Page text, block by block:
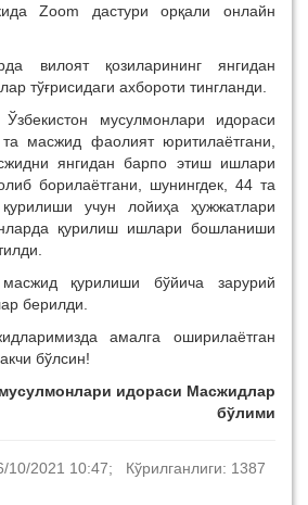
Zoom дастури орқали онлайн
вилоят қозиларининг янгидан
тўғрисидаги ахбороти тингланди.
мусулмонлари идораси
масжид фаолият юритилаётгани,
янгидан барпо этиш ишлари
борилаётгани, шунингдек, 44 та
учун лойиҳа ҳужжатлари
қурилиш ишлари бошланиши
қурилиши бўйича зарурий
берилди.
амалга оширилаётган
бўлсин!
идораси Масжидлар
бўлими
10/2021 10:47; Кўрилганлиги: 1387